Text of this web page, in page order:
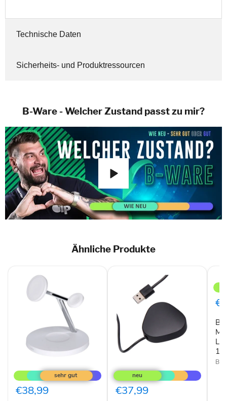
Technische Daten
Sicherheits- und Produktressourcen
B-Ware - Welcher Zustand passt zu mir?
Ähnliche Produkte
BoostCharge
PRO
3-
in-
€38,99
Roam
Wireless
Charger
schwarz
€37,99
3-
in-
15
W